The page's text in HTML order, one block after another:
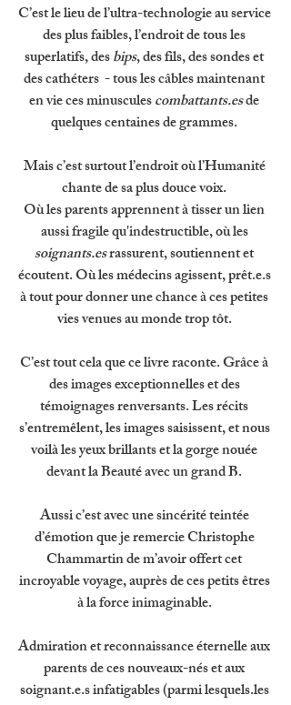
C’est le lieu de l’ultra-technologie au service
des plus faibles, l’endroit de tous les
superlatifs, des bips, des fils, des sondes et
des cathéters  - tous les câbles maintenant
en vie ces minuscules combattants.es de
quelques centaines de grammes.
Mais c’est surtout l’endroit où l’Humanité
chante de sa plus douce voix.
Où les parents apprennent à tisser un lien
aussi fragile qu'indestructible, où les
soignants.es rassurent, soutiennent et
écoutent. Où les médecins agissent, prêt.e.s
à tout pour donner une chance à ces petites
vies venues au monde trop tôt.
C’est tout cela que ce livre raconte. Grâce à
des images exceptionnelles et des
témoignages renversants. Les récits
s’entremêlent, les images saisissent, et nous
voilà les yeux brillants et la gorge nouée
devant la Beauté avec un grand B.
Aussi c’est avec une sincérité teintée
d’émotion que je remercie Christophe
Chammartin de m’avoir offert cet
incroyable voyage, auprès de ces petits êtres
à la force inimaginable.
Admiration et reconnaissance éternelle aux
parents de ces nouveaux-nés et aux
soignant.e.s infatigables (parmi lesquels.les